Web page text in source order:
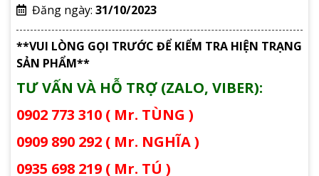
Đăng ngày: 31/10/2023
**VUI LÒNG GỌI TRƯỚC ĐỂ KIỂM TRA HIỆN TRẠNG
SẢN PHẨM**
TƯ VẤN VÀ HỖ TRỢ (ZALO, VIBER):
0902 773 310 ( Mr. TÙNG )
0909 890 292 ( Mr. NGHĨA )
0935 698 219 ( Mr. TÚ )